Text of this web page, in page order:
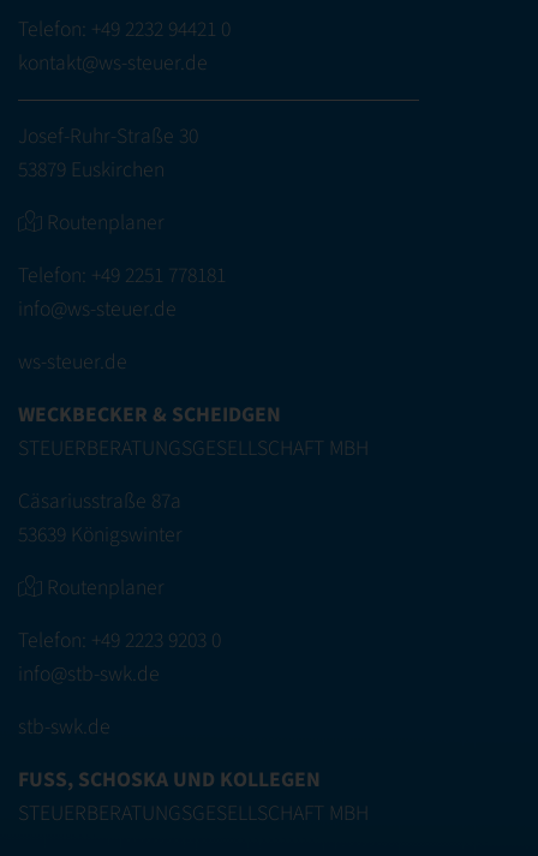
Telefon: +49 2232 94421 0
kontakt@ws-steuer.de
Josef-Ruhr-Straße 30
53879 Euskirchen
Routenplaner
Telefon: +49 2251 778181
info@ws-steuer.de
ws-steuer.de
WECKBECKER & SCHEIDGEN
STEUERBERATUNGSGESELLSCHAFT MBH
Cäsariusstraße 87a
53639 Königswinter
Routenplaner
Telefon: +49 2223 9203 0
info@stb-swk.de
stb-swk.de
FUSS, SCHOSKA UND KOLLEGEN
STEUERBERATUNGSGESELLSCHAFT MBH